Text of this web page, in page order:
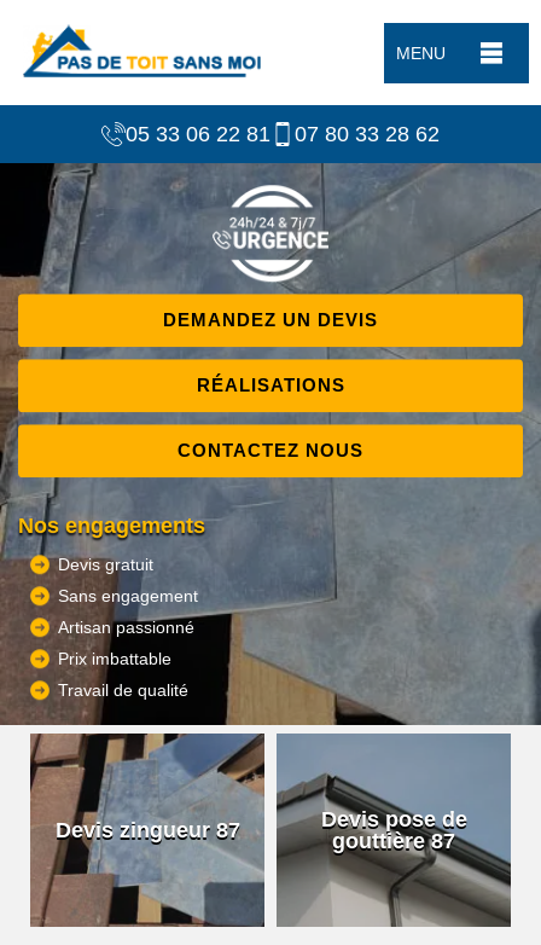
MENU
05 33 06 22 81 07 80 33 28 62
DEMANDEZ UN DEVIS
RÉALISATIONS
CONTACTEZ NOUS
Nos engagements
Devis gratuit
Sans engagement
Artisan passionné
Prix imbattable
Travail de qualité
Devis zingueur 87
Devis pose de
gouttière 87